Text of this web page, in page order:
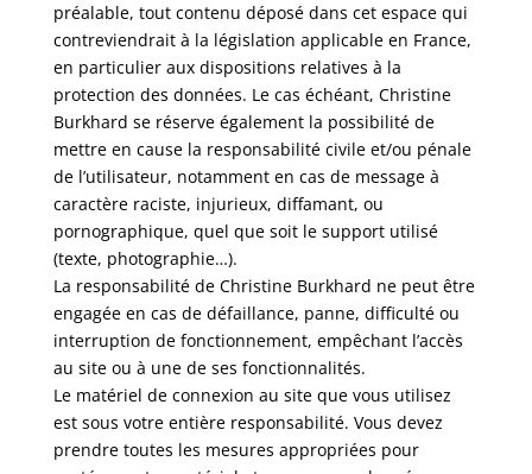
préalable, tout contenu déposé dans cet espace qui
contreviendrait à la législation applicable en France,
en particulier aux dispositions relatives à la
protection des données. Le cas échéant, Christine
Burkhard se réserve également la possibilité de
mettre en cause la responsabilité civile et/ou pénale
de l’utilisateur, notamment en cas de message à
caractère raciste, injurieux, diffamant, ou
pornographique, quel que soit le support utilisé
(texte, photographie…).
La responsabilité de Christine Burkhard ne peut être
engagée en cas de défaillance, panne, difficulté ou
interruption de fonctionnement, empêchant l’accès
au site ou à une de ses fonctionnalités.
Le matériel de connexion au site que vous utilisez
est sous votre entière responsabilité. Vous devez
prendre toutes les mesures appropriées pour